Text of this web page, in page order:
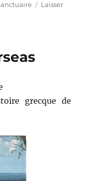
Laisser
grecque de